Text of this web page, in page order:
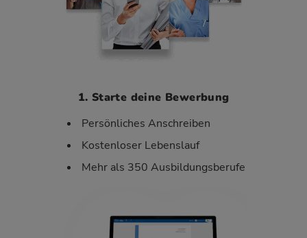
1. Starte deine Bewerbung
Persönliches Anschreiben
Kostenloser Lebenslauf
Mehr als 350 Ausbildungsberufe